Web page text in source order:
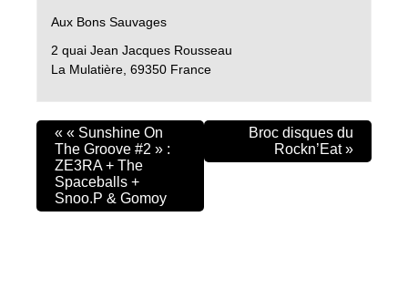
Aux Bons Sauvages
2 quai Jean Jacques Rousseau
La Mulatière, 69350 France
« « Sunshine On
The Groove #2 » :
ZE3RA + The
Spaceballs +
Snoo.P & Gomoy
Broc disques du
Rockn’Eat»